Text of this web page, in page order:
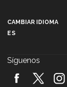
CAMBIAR IDIOMA
ES
Síguenos